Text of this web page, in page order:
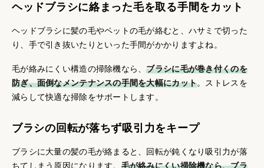
ヘッドブラシに絡まった毛を取る手間をカット
ヘッドブラシに髪の毛やペットの毛が絡むと、ハサミで切った
り、手で引き抜いたりといった手間がかかりますよね。
毛が絡みにくい構造の掃除機なら、ブラシに毛が巻き付くのを
防ぎ、面倒なメンテナンスの手間を大幅にカット。ストレスを
減らして快適な掃除をサポートします。
ブラシの回転が落ちず吸引力をキープ
ブラシに大量の髪の毛が絡まると、回転が鈍くなり吸引力が落
ちてしまう原因になります。 毛が絡みにくい掃除機なら、ブラ